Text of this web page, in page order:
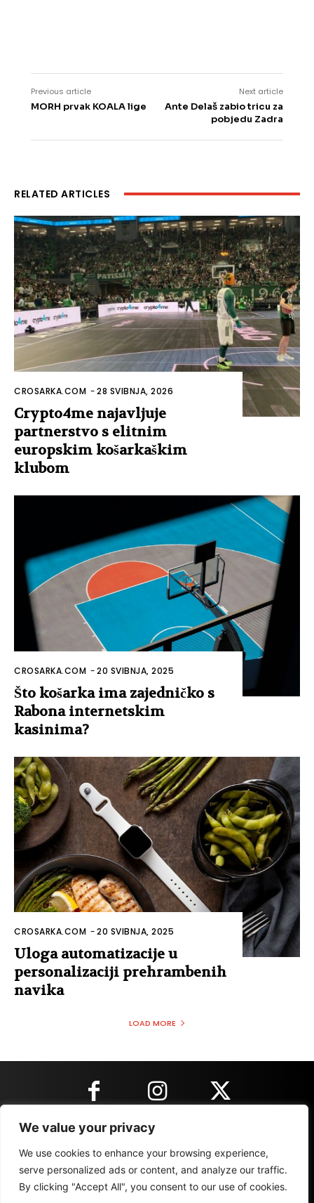
We value your privacy
We use cookies to enhance your browsing experience,
serve personalized ads or content, and analyze our traffic.
By clicking "Accept All", you consent to our use of cookies.
Previous article
MORH prvak KOALA lige
Next article
Ante Delaš zabio tricu za
pobjedu Zadra
RELATED ARTICLES
CROSARKA.COM -28 SVIBNJA, 2026
Crypto4me najavljuje
partnerstvo s elitnim
europskim košarkaškim
klubom
CROSARKA.COM -20 SVIBNJA, 2025
Što košarka ima zajedničko s
Rabona internetskim
kasinima?
CROSARKA.COM -20 SVIBNJA, 2025
Uloga automatizacije u
personalizaciji prehrambenih
navika
LOAD MORE
KONTAKT INFORMACIJE
IMPRESSUM MARKETING REZULTATI